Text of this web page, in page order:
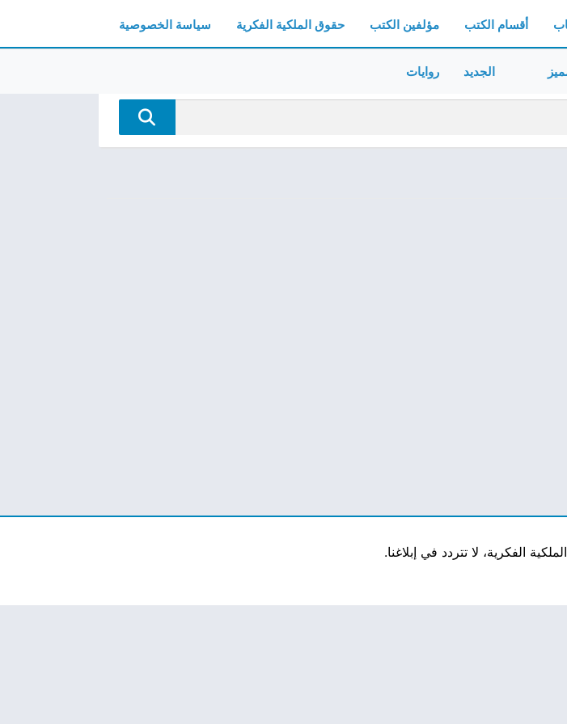
أقسام الكتب مؤلفين الكتب حقوق الملكية الفكرية سياسة الخصوصية
الجديد روايات
الفكرية، لا تتردد في إبلاغنا.